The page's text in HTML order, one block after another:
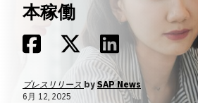
本稼働
プレスリリース by SAP News
6月 12, 2025